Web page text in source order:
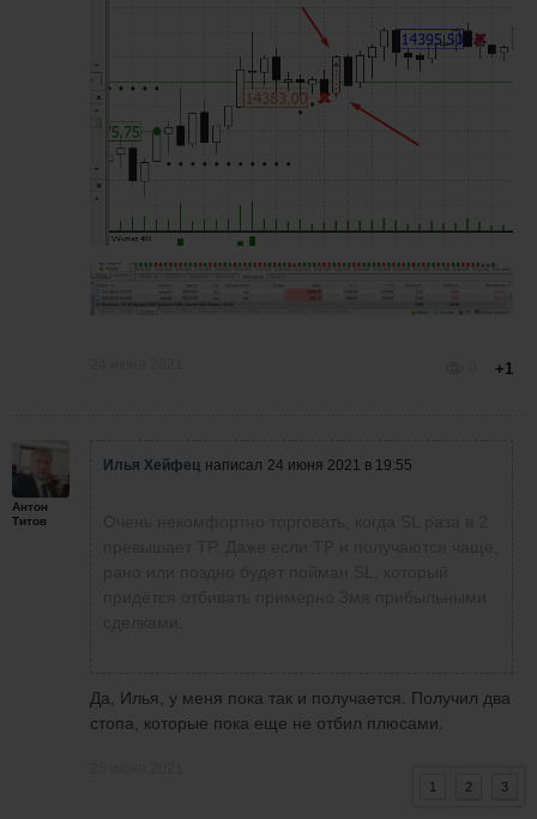
+1
Антон
Титов
Илья Хейфец написал 24 июня 2021 в 19:55
Да, Илья, у меня пока так и получается. Получил два
стопа, которые пока еще не отбил плюсами.
1 2 3